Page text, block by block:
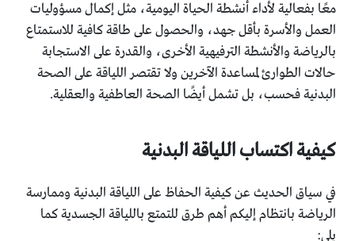
معًا بفعالية لأداء أنشطة الحياة اليومية، مثل إكمال مسؤوليات
العمل والأسرة بأقل جهد، والحصول على طاقة كافية للاستمتاع
بالرياضة والأنشطة الترفيهية الأخرى، والقدرة على الاستجابة
حالات الطوارئ لمساعدة الآخرين ولا تقتصر اللياقة على الصحة
البدنية فحسب، بل تشمل أيضًا الصحة العاطفية والعقلية.
كيفية اكتساب اللياقة البدنية
في سياق الحديث عن كيفية الحفاظ على اللياقة البدنية وممارسة
الرياضة بانتظام إليكم أهم طرق للتمتع باللياقة الجسدية كما
يلي: